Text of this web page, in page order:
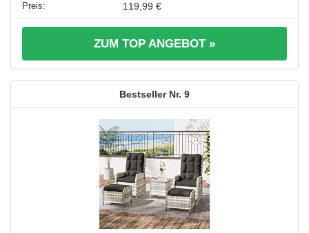
119,99 €
ZUM TOP ANGEBOT »
9